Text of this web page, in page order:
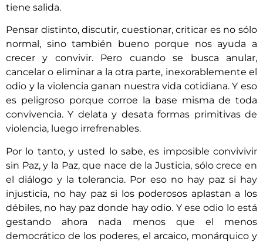
tiene salida.
Pensar distinto, discutir, cuestionar, criticar es no sólo
normal, sino también bueno porque nos ayuda a
crecer y convivir. Pero cuando se busca anular,
cancelar o eliminar a la otra parte, inexorablemente el
odio y la violencia ganan nuestra vida cotidiana. Y eso
es peligroso porque corroe la base misma de toda
convivencia. Y delata y desata formas primitivas de
violencia, luego irrefrenables.
Por lo tanto, y usted lo sabe, es imposible convivivir
sin Paz, y la Paz, que nace de la Justicia, sólo crece en
el diálogo y la tolerancia. Por eso no hay paz si hay
injusticia, no hay paz si los poderosos aplastan a los
débiles, no hay paz donde hay odio. Y ese odio lo está
gestando ahora nada menos que el menos
democrático de los poderes, el arcaico, monárquico y